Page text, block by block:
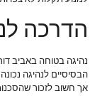
הדרכה
נהיגה בטוחה באביב
הבסיסיים לנהיגה
אך חשוב לזכור